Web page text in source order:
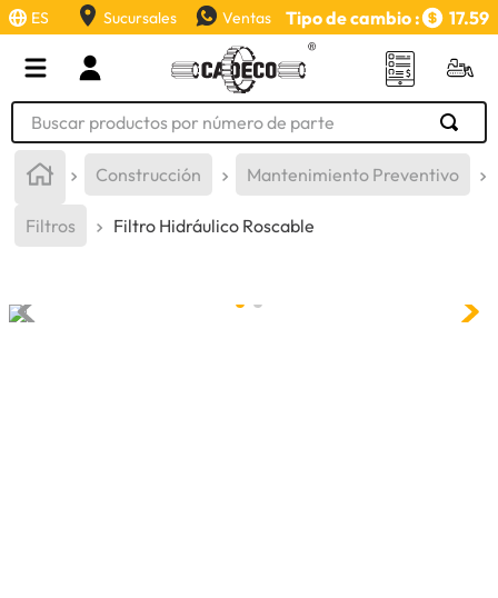
ES Sucursales Ventas Tipo de cambio : 17.59
Buscar productos por número de parte
Construcción Mantenimiento Preventivo
Filtros Filtro Hidráulico Roscable
TÉRMINOS MÁS BUSCADOS
.
aceite